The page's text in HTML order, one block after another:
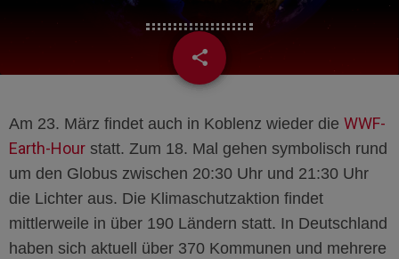
share
email
Am 23. März findet auch in Koblenz wieder die WWF-
Earth-Hour statt. Zum 18. Mal gehen symbolisch rund
um den Globus zwischen 20:30 Uhr und 21:30 Uhr
die Lichter aus. Die Klimaschutzaktion findet
mittlerweile in über 190 Ländern statt. In Deutschland
haben sich aktuell über 370 Kommunen und mehrere